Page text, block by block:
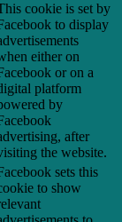
cookie is set by
to display
either on
or on a
platform
by
after
the website.
sets this
to show